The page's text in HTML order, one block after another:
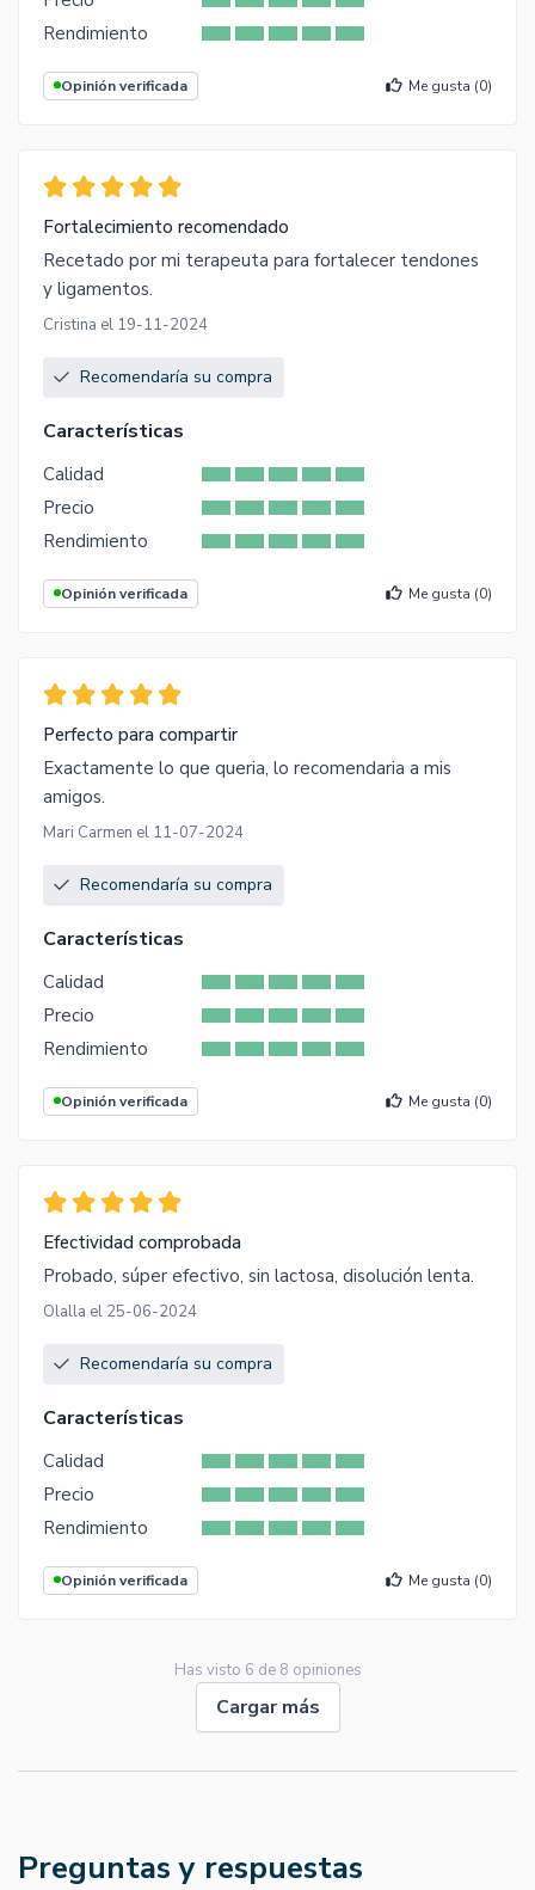
Rendimiento
Opinión verificada Me gusta (0)
Fortalecimiento recomendado
Recetado por mi terapeuta para fortalecer tendones
y ligamentos.
Cristina el 19-11-2024
Recomendaría su compra
Características
Calidad
Precio
Rendimiento
Opinión verificada Me gusta (0)
Perfecto para compartir
Exactamente lo que queria, lo recomendaria a mis
amigos.
Mari Carmen el 11-07-2024
Recomendaría su compra
Características
Calidad
Precio
Rendimiento
Opinión verificada Me gusta (0)
Efectividad comprobada
Probado, súper efectivo, sin lactosa, disolución lenta.
Olalla el 25-06-2024
Recomendaría su compra
Características
Calidad
Precio
Rendimiento
Opinión verificada Me gusta (0)
Has visto 6 de 8 opiniones
Cargar más
Preguntas y respuestas